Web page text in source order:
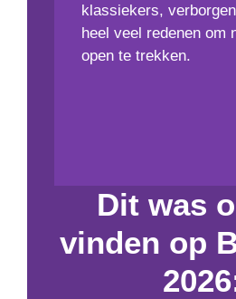
klassiekers,
heel veel redenen om
open te trekken.
Dit was
vinden op